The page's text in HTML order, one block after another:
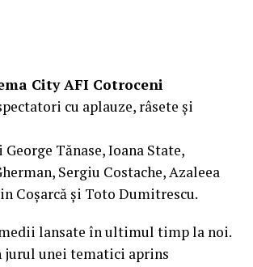
executiv: Adela Mara.
WEB DESIGN, CLIMA
SPA; PIZZERIA VOLARE;
HOUSE; CLAUMAR
City AFI Cotroceni
cu aplauze, râsete și
Tănase, Ioana State,
Sergiu Costache, Azaleea
Coșarcă și Toto Dumitrescu.
lansate în ultimul timp la noi.
jurul unei tematici aprins